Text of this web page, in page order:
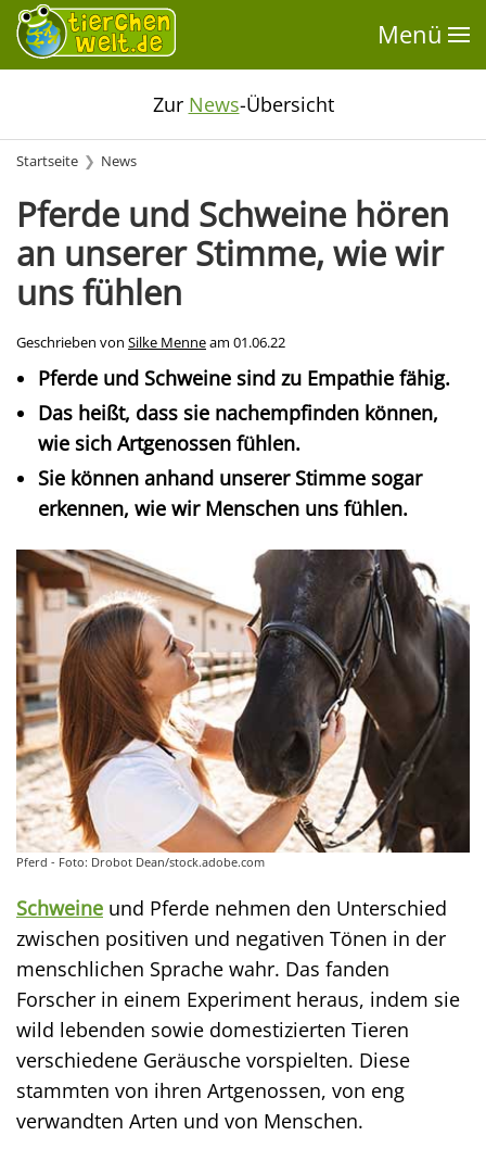
Menü
Zur News-Übersicht
Startseite News
Pferde und Schweine hören
an unserer Stimme, wie wir
uns fühlen
Geschrieben von Silke Menneam 01.06.22
Pferde und Schweine sind zu Empathie fähig.
Das heißt, dass sie nachempfinden können,
wie sich Artgenossen fühlen.
Sie können anhand unserer Stimme sogar
erkennen, wie wir Menschen uns fühlen.
Pferd - Foto: Drobot Dean/stock.adobe.com
Schweine und Pferde nehmen den Unterschied
zwischen positiven und negativen Tönen in der
menschlichen Sprache wahr. Das fanden
Forscher in einem Experiment heraus, indem sie
wild lebenden sowie domestizierten Tieren
verschiedene Geräusche vorspielten. Diese
stammten von ihren Artgenossen, von eng
verwandten Arten und von Menschen.